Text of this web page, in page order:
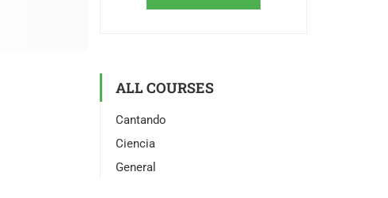
ALL COURSES
Cantando
Ciencia
General